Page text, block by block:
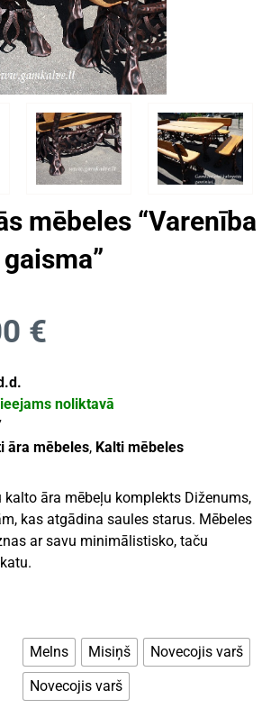
mēbeles “Varenība
€
noliktavā
āra mēbeles, Kalti mēbeles
kalto āra mēbeļu komplekts Diženums,
kas atgādina saules starus. Mēbeles
ar savu minimālistisko, taču
Melns Misiņš
Novecojis varš
Novecojis varš